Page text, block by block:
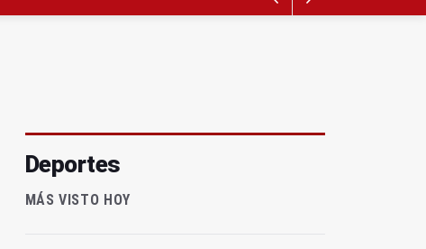
Deportes
MÁS VISTO HOY